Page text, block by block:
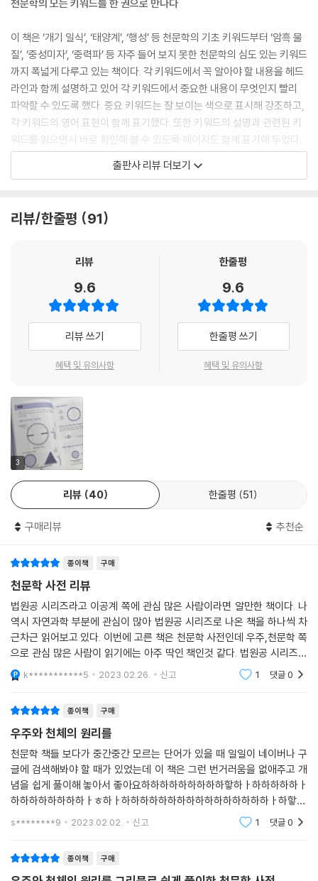
천문학의 모든 키워드를 한 권으로 만나다
이 책은 ‘개기 일식’, ‘태양계’, ‘행성’ 등 천문학의 기초 키워드부터 ‘암흑 물
질’, ‘중성미자’, ‘중력파’ 등 자주 들어 보지 못한 천문학의 심도 있는 키워드
까지 폭넓게 다루고 있는 책이다. 각 키워드에서 꼭 알아야 할 내용을 헤드
라인과 함께 설명하고 있어 각 키워드에서 중요한 내용이 무엇인지 빨리
파악할 수 있도록 했다. 중요 키워드는 잘 보이는 색으로 표시해 강조하고,
각 키워드의 영어 표현이 함께 표기했다. 또한 키워드의 설명과 관련된 키
워드를 읽으면서 바로 확인해 볼 수 있도록 페이지도 함께 표기해 두었다.
중·고등학교 교육 과정에 나오는 천문학의 기초 키워드를 하나하나 들여다
보고 정리하며 청소년들은 학습서로서 큰 도움을 받을 수 있다. 또한 천문
까지 익힐 수 있다.
필요할 때마다 꺼내 보는 천문학 사전!
책, 뉴스, 과학관 해설 표지판 등에 나오는 천문학 용어 중 모르는 것이 있
으면 이 책의 마지막에 나오는 찾아보기 부분을 확인해 보자. 숫자가 가리
킨 쪽을 따라가면 설명이 실려 있다. 또한 ‘여러 가지 천체’, ‘태양과 달과 지
구’, ‘태양계의 친구들’, ‘항성의 세계’, ‘우리 은하와 은하 우주’, ‘우주의 역
사’, ‘우주와 관련된 기초 용어’와 같이 총 7장으로 구성되어 있는 이 책은
리고 관련 주제는 가까운 위치에 정리해 두었기 때문에 함께 읽으면 한층
이해가 깊어질 것이다. 언제든지 필요할 때마다 읽고 싶은 곳부터 찾아 천
문학의 세계에 들어갈 수 있다.
딱딱한 형식의 사전에서 벗어난 그림으로 쉽게 풀이한 사전!
사전이라고는 해도 기존에 생각하는 딱딱한 형식의 사전에서 벗어나 쉽고
외계인 캐릭터 페포는 이 책 전반에 모습을 보이며 각 키워드의 심도 있는
의를 하며 이해를 돕고 있다. 또한 문자로 된 설명으로 이해하기 어려운 키
워드는 간략한 일러스트와 함께 설명하고 있어 이해하기 쉽게 도와준다.
개념, 원리, 역사, 과학자까지 알찬 구성의 천문학 사전!
인류는 몇천 년 전부터 천문학을 연구해 왔다. 오래된 학문인만큼 천문학
의 범위는 광범위하며, 천문학을 정확히 알기 위해서는 천문학의 역사에
대한 이해도 필요하다. 이 책에서는 종교·신화의 우주 창조론부터 ‘빅 크런
도시후미는 일반 상대성 이론, 우주론 등을 전공한 우주물리학자로 ‘원소’,
‘상대성 이론’ 등 물리학의 기초 개념을 소개하여 우주에서 일어나는 다양
한 현상을 보다 쉽게 이해할 수 있도록 돕고 있다.
출판사 리뷰 더보기
리뷰/한줄평 91
리뷰
9.6
리뷰 쓰기
혜택 및 유의사항
한줄평
9.6
한줄평 쓰기
혜택 및 유의사항
3
리뷰 40 한줄평 51
구매리뷰 추천순
종이책 구매
천문학 사전 리뷰
법원공 시리즈라고 이공계 쪽에 관심 많은 사람이라면 알만한 책이다. 나
역시 자연과학 부분에 관심이 많아 법원공 시리즈로 나온 책을 하나씩 차
근차근 읽어보고 있다. 이번에 고른 책은 천문학 사전인데 우주,천문학 쪽
으로 관심 많은 사람이 읽기에는 아주 딱인 책인것 같다. 법원공 시리즈가
그렇듯 딱 고등학교 과정까지에다가 조금 어려운 부분까지 섞은거라 내용
이 그렇게 어
k***********5 2023.02.26. 신고 1 댓글0
종이책 구매
우주와 천체의 원리를
천문학 책들 보다가 중간중간 모르는 단어가 있을 때 일일이 네이버나 구
글에 검색해봐야 할 때가 있었는데 이 책은 그런 번거러움을 없애주고 개
념을 쉽게 풀이해 놓아서 좋아요하하하하하하하하하핳하ㅏ하하하하하ㅏ
하하하하하하하하ㅏㅎ하ㅏ하하하하하하하하하하하하하하하하ㅏ하핳하
하하하하하ㅏ하하하하하하하하하하하ㅏ하하하하핳하하하하하하하하하
s********9 2023.02.02. 신고 1 댓글0
종이책 구매